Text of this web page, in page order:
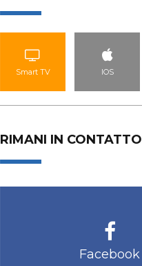
Smart TV IOS
RIMANI IN CONTATTO
Facebook